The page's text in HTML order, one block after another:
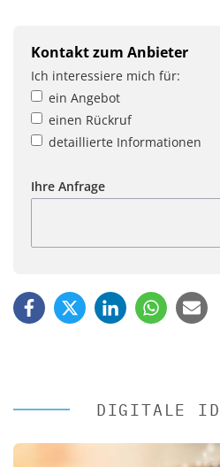
Kontakt zum Anbieter
Ich interessiere mich für:
ein Angebot
einen Rückruf
detaillierte Informationen
Ihre Anfrage
DIGITALE